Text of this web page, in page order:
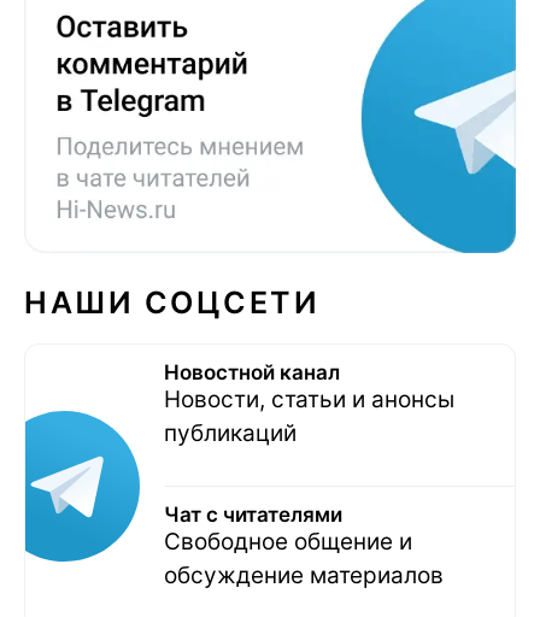
НАШИ СОЦСЕТИ
Новостной канал
Новости, статьи и анонсы
публикаций
Чат с читателями
Свободное общение и
обсуждение материалов